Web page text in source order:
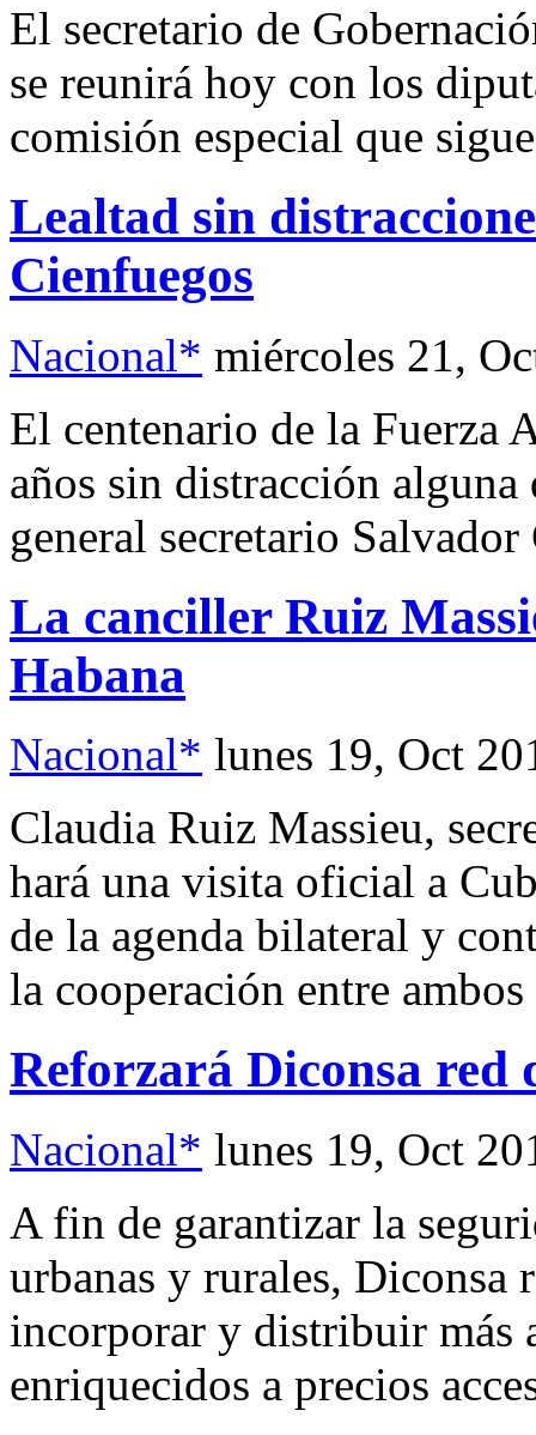
El secretario de
se reunirá hoy con los
comisión especial que
Lealtad sin
Cienfuegos
Nacional* miércoles 21,
El centenario de la Fuerza
años sin distracción
general secretario
La canciller Ruiz
Habana
Nacional* lunes 19, Oct
Claudia Ruiz Massieu,
hará una visita oficial a
de la agenda bilateral y
la cooperación entre ambos
Reforzará Diconsa red
Nacional* lunes 19, Oct
A fin de garantizar la
urbanas y rurales, Diconsa
incorporar y distribuir más
enriquecidos a precios